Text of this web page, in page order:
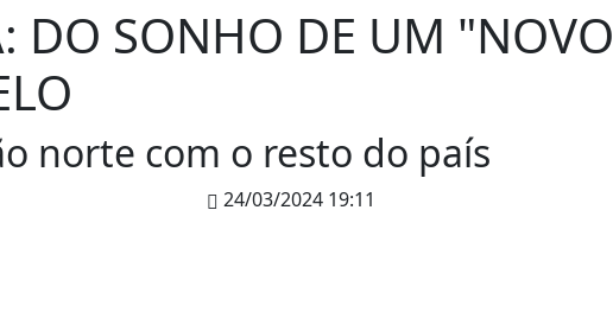
DO SONHO DE UM "NOVO
norte com o resto do país
24/03/2024 19:11